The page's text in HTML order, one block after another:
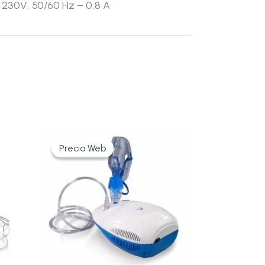
50/60 Hz – 0,8 A
Precio Web
Precio Web
de
precios:
desde
56,63€
hasta
60,35€
Las
opciones
se